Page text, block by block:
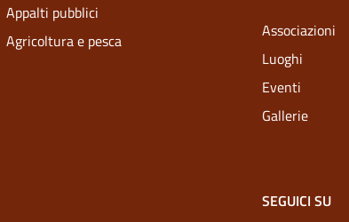
Appalti pubblici
Agricoltura e pesca
Associazioni
Luoghi
Eventi
Gallerie
SEGUICI SU